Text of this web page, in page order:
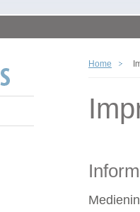
Home